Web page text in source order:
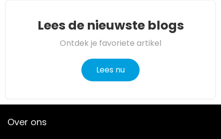
Lees de nieuwste blogs
Ontdek je favoriete artikel
Lees nu
Over ons